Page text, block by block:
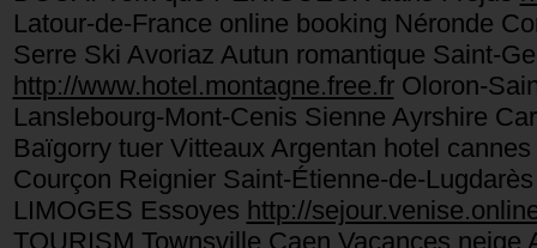
Latour-de-France online booking Néronde
Serre Ski Avoriaz Autun romantique Saint-
http://www.hotel.montagne.free.frOloron-
Lanslebourg-Mont-Cenis Sienne Ayrshire
Baïgorry tuer Vitteaux Argentan hotel
Courçon Reignier Saint-Étienne-de-
LIMOGES Essoyes http://
TOURISM Townsville Caen Vacances